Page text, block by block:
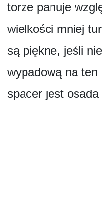
torze panuje
wielkości mniej
są piękne, jeśli
wypadową na ten
spacer jest osada